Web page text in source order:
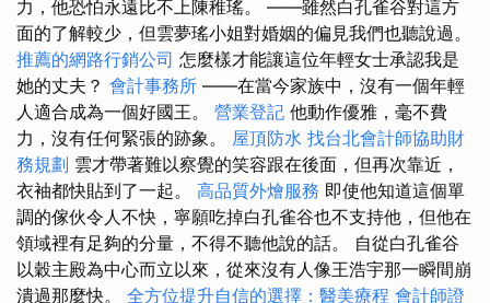
力，他恐怕永遠比不上陳稚瑤。 ——雖然白孔雀谷對這方
面的了解較少，但雲夢瑤小姐對婚姻的偏見我們也聽說過。
推薦的網路行銷公司 怎麼樣才能讓這位年輕女士承認我是
她的丈夫？ 會計事務所 ——在當今家族中，沒有一個年輕
人適合成為一個好國王。 營業登記 他動作優雅，毫不費
力，沒有任何緊張的跡象。 屋頂防水 找台北會計師協助財
務規劃 雲才帶著難以察覺的笑容跟在後面，但再次靠近，
衣袖都快貼到了一起。 高品質外燴服務 即使他知道這個單
調的傢伙令人不快，寧願吃掉白孔雀谷也不支持他，但他在
領域裡有足夠的分量，不得不聽他說的話。 自從白孔雀谷
以穀主殿為中心而立以來，從來沒有人像王浩宇那一瞬間崩
潰過那麼快。 全方位提升自信的選擇：醫美療程 會計師證